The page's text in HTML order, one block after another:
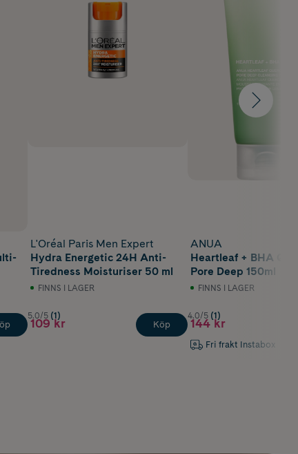
L'Oréal Paris Men Expert
Hydra Energetic 24H Anti-
Tiredness Moisturiser 50 ml
FINNS I LAGER
5.0/5 (1)
109 kr Köp
ANUA
Heartleaf + BHA
Pore Deep 150ml
FINNS I LAGER
4.0/5 (1)
144 kr
Fri frakt Instabox